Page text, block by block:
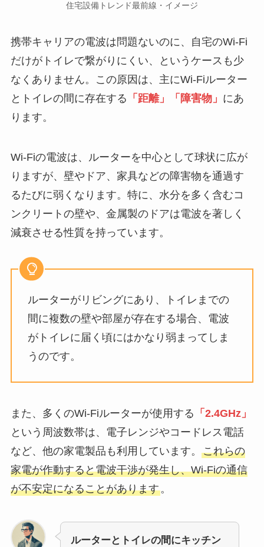
住宅設備トレンド最前線・イメージ
携帯キャリアの電波は問題ないのに、自宅のWi-Fi
だけがトイレで繋がりにくい、というケースも少
なくありません。この原因は、主にWi-Fiルーター
とトイレの間に存在する 「距離」「障害物」 にあ
ります。
Wi-Fiの電波は、ルーターを中心として球状に広が
りますが、壁やドア、家具などの障害物を通過す
るたびに弱くなります。特に、水分を多く含むコ
ンクリートの壁や、金属製のドアは電波を著しく
減衰させる性質を持っています。
ルーターがリビングにあり、トイレまでの
間に複数の壁や部屋が存在する場合、電波
がトイレに届く頃にはかなり弱まってしま
うのです。
また、多くのWi-Fiルーターが使用する 「2.4GHz」
という周波数帯は、電子レンジやコードレス電話
など、他の家電製品も利用しています。 これらの
家電が作動すると電波干渉が発生し、Wi-Fiの通信
が不安定になることがあります。
ルーターとトイレの間にキッチン